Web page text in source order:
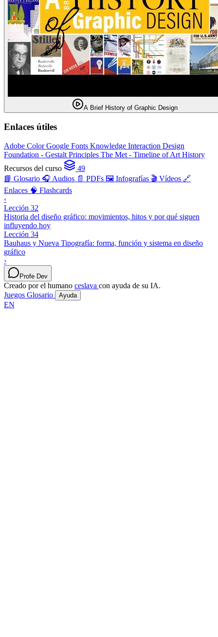
A Brief History of Graphic Design
Enlaces útiles
Adobe ColorGoogle Fonts Knowledge Interaction Design
Foundation - Gestalt Principles The Met - Timeline of Art History
Recursos del curso
49
📘 Glosario 🎧 Audios 📄 PDFs 🖼️ Infografías 🎬 Vídeos 🔗
Enlaces 🧠 Flashcards
‹
Lección 32
Historia del diseño gráfico: movimientos, hitos y por qué siguen
influyendo hoy
Lección 34
Bauhaus y Nueva Tipografía: forma, función y sistema en diseño
gráfico
›
Profe Dev
Creado por el humano ceslava con ayuda de su IA.
Juegos Glosario Ayuda
EN